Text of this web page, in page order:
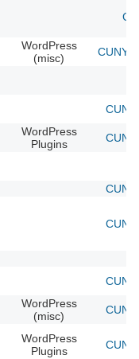
WordPress
(misc)
CUNY
WordPress
Plugins
WordPress
(misc)
WordPress
Plugins